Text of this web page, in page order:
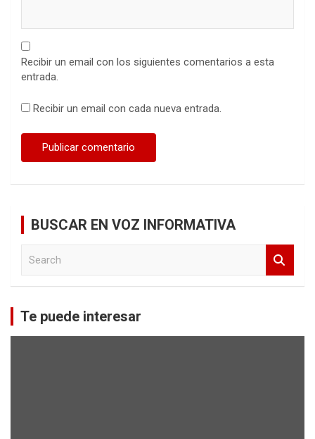
Recibir un email con los siguientes comentarios a esta
entrada.
Recibir un email con cada nueva entrada.
BUSCAR EN VOZ INFORMATIVA
c
h
Te puede interesar